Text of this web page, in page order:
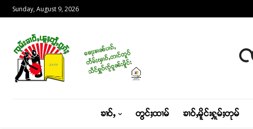
Sunday, August 9, 2026
ၶၢဝ်ႇ တွင်ႈထၢမ် ၶၢဝ်ႇမိူင်းႁူမ်ႈတုမ်